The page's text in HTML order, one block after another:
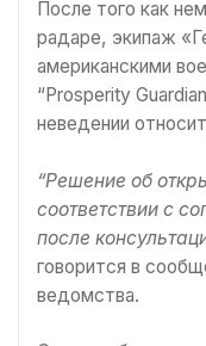
После того как
радаре, экипаж
американскими
“Prosperity
неведении
“Решение об
соответствии с
после
говорится в
ведомства.